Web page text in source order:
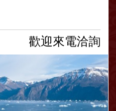
歡迎來電洽詢